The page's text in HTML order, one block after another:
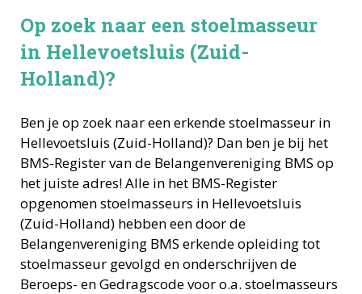
Op zoek naar een stoelmasseur
in Hellevoetsluis (Zuid-
Holland)?
Ben je op zoek naar een erkendestoelmasseur in
Hellevoetsluis (Zuid-Holland)? Dan ben je bij het
BMS-Register van de Belangenvereniging BMS op
het juiste adres! Alle in het BMS-Register
opgenomenstoelmasseurs in Hellevoetsluis
(Zuid-Holland) hebben een door de
Belangenvereniging BMS erkende opleiding tot
stoelmasseur gevolgd en onderschrijven de
Beroeps- en Gedragscode voor o.a. stoelmasseurs